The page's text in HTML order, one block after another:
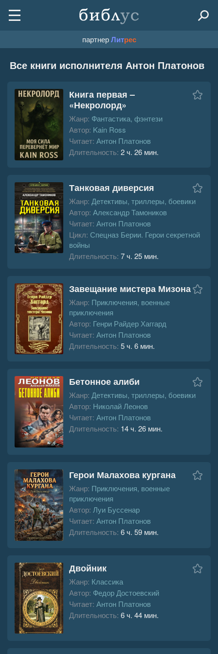
партнерЛитрес
Все книги исполнителя Антон Платонов
Книга первая –
«Некролорд»
Жанр: Фантастика, фэнтези
Автор: Kain Ross
Читает: Антон Платонов
Длительность: 2 ч. 26 мин.
Танковая диверсия
Жанр: Детективы, триллеры, боевики
Автор: Александр Тамоников
Читает: Антон Платонов
Цикл: Спецназ Берии. Герои секретной
войны
Длительность: 7 ч. 25 мин.
Завещание мистера Мизона
Жанр: Приключения, военные
приключения
Автор: Генри Райдер Хаггард
Читает: Антон Платонов
Длительность: 5 ч. 6 мин.
Бетонное алиби
Жанр: Детективы, триллеры, боевики
Автор: Николай Леонов
Читает: Антон Платонов
Длительность: 14 ч. 26 мин.
Герои Малахова кургана
Жанр: Приключения, военные
приключения
Автор: Луи Буссенар
Читает: Антон Платонов
Длительность: 6 ч. 59 мин.
Двойник
Жанр: Классика
Автор: Федор Достоевский
Читает: Антон Платонов
Длительность: 6 ч. 44 мин.